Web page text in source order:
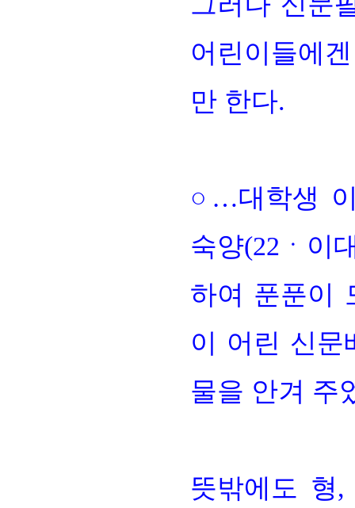
동창회
포토뉴
어린이들에
만 한다.
○…대학생
숙양(22ㆍ 이
하여 푼푼이
이 어린 신
물을 안겨 주
뜻밖에도 형